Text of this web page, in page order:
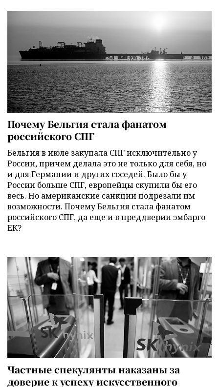
Почему Бельгия стала фанатом
российского СПГ
Бельгия в июле закупала СПГ исключительно у
России, причем делала это не только для себя, но
и для Германии и других соседей. Было бы у
России больше СПГ, европейцы скупили бы его
весь. Но американские санкции подрезали им
возможности. Почему Бельгия стала фанатом
российского СПГ, да еще и в преддверии эмбарго
ЕК?
Частные спекулянты наказаны за
доверие к успеху искусственного